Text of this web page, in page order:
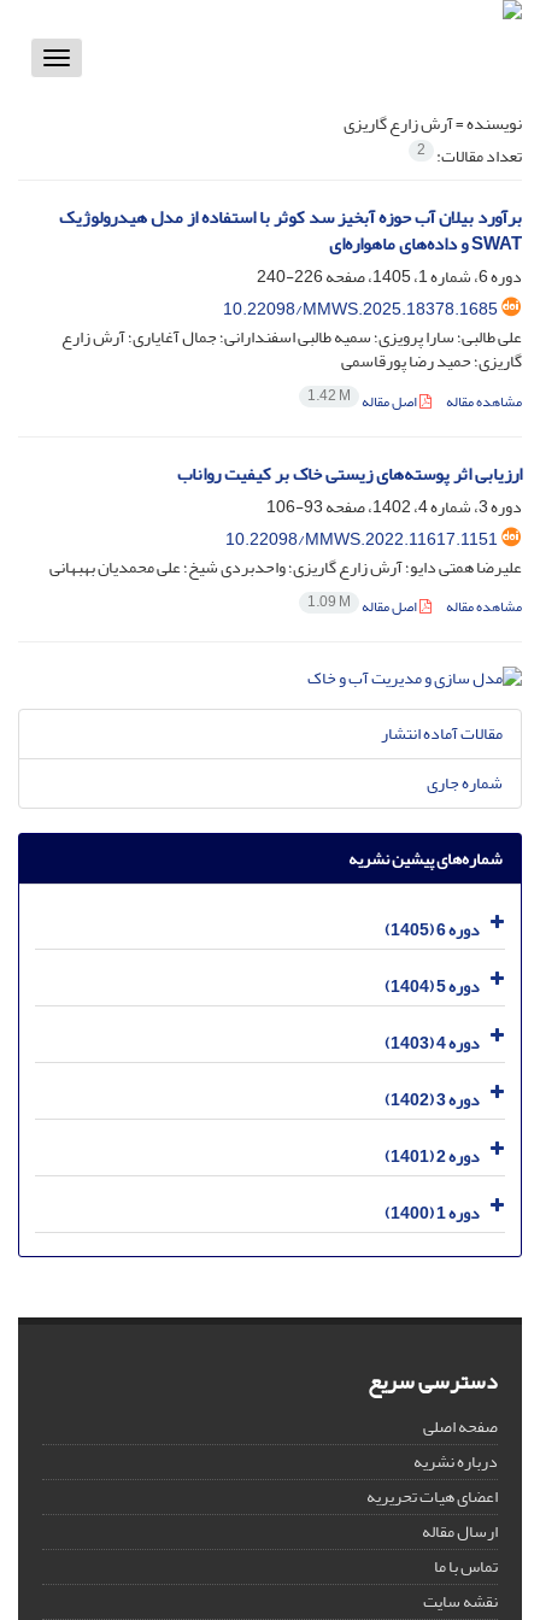
Toggle
نویسنده =آرش زارع گاریزی
تعداد مقالات: 2
برآورد بیلان آب حوزه آبخیز سد کوثر با استفاده از مدل هیدرولوژیک
SWAT و داده‌های ماهواره‌ای
دوره 6، شماره 1، 1405، صفحه
226-240
10.22098/MMWS.2025.18378.1685
علی طالبی؛ سارا پرویزی؛ سمیه طالبی اسفندارانی؛ جمال آغایاری؛ آرش زارع
گاریزی؛ حمید رضا پورقاسمی
مشاهده مقاله اصل مقاله 1.42 M
ارزیابی اثر پوسته‌های زیستی خاک بر کیفیت رواناب
دوره 3، شماره 4، 1402، صفحه
93-106
10.22098/MMWS.2022.11617.1151
علیرضا همتی دایو؛ آرش زارع گاریزی؛ واحدبردی شیخ؛ علی محمدیان بهبهانی
مشاهده مقاله اصل مقاله 1.09 M
مقالات آماده انتشار
شماره جاری
شماره‌های پیشین نشریه
دوره 6 (1405)
دوره 5 (1404)
دوره 4 (1403)
دوره 3 (1402)
دوره 2 (1401)
دوره 1 (1400)
دسترسی سریع
صفحه اصلی
درباره نشریه
اعضای هیات تحریریه
ارسال مقاله
تماس با ما
نقشه سایت